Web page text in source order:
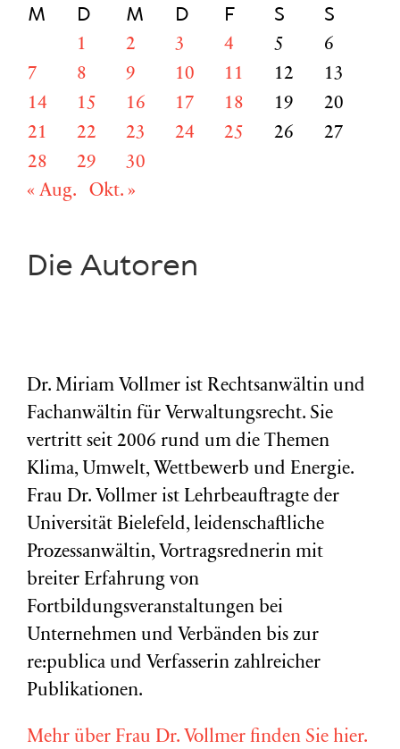
M D M D F S S
1 2 3 4 5
6
7
8 9 10 11 12
13
14
15 16 17 18 19
20
21
22 23 24 25 26
27
28
29
30
« Aug.
Okt. »
Die Autoren
Dr. Miriam Vollmer ist Rechtsanwältin und
Fachanwältin für Verwaltungsrecht. Sie
vertritt seit 2006 rund um die Themen
Klima, Umwelt, Wettbewerb und Energie.
Frau Dr. Vollmer ist Lehrbeauftragte der
Universität Bielefeld, leidenschaftliche
Prozessanwältin, Vortragsrednerin mit
breiter Erfahrung von
Fortbildungsveranstaltungen bei
Unternehmen und Verbänden bis zur
re:publica und Verfasserin zahlreicher
Publikationen.
Mehr über Frau Dr. Vollmer finden Sie hier.